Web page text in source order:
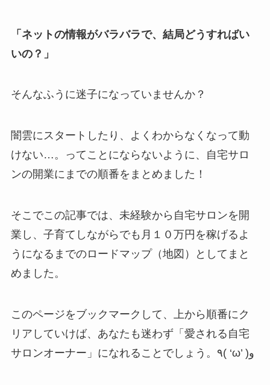
「ネットの情報がバラバラで、結局どうすればい
いの？」
そんなふうに迷子になっていませんか？
闇雲にスタートしたり、よくわからなくなって動
けない…。ってことにならないように、自宅サロ
ンの開業にまでの順番をまとめました！
そこでこの記事では、未経験から自宅サロンを開
業し、子育てしながらでも月１０万円を稼げるよ
うになるまでのロードマップ（地図）としてまと
めました。
このページをブックマークして、上から順番にク
リアしていけば、あなたも迷わず「愛される自宅
サロンオーナー」になれることでしょう。٩( ‘ω’ )و